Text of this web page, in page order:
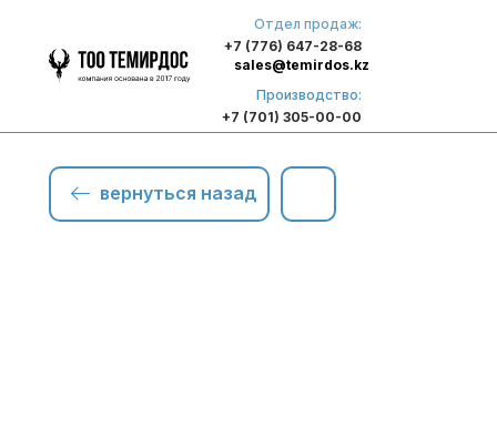
Отдел продаж:
+7 (776) 647-28-68
Производство:
+7 (701) 305-00-00
sales@temirdos.kz
вернуться назад